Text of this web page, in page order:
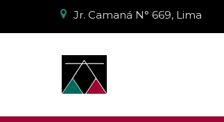
Jr. Camaná N° 669, Lima